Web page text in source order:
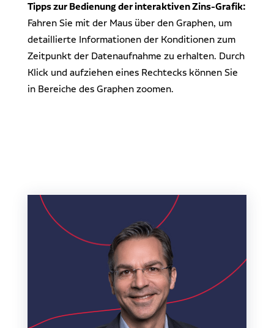
Tipps zur Bedienung der interaktiven Zins-Grafik:
Fahren Sie mit der Maus über den Graphen, um
detaillierte Informationen der Konditionen zum
Zeitpunkt der Datenaufnahme zu erhalten. Durch
Klick und aufziehen eines Rechtecks können Sie
in Bereiche des Graphen zoomen.